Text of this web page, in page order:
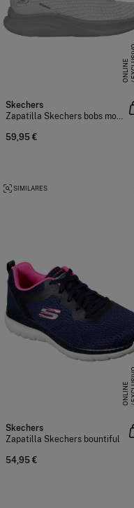
U
E
Skechers
Zapatilla Skechers bobs moda flex
59,95 €
U
E
SIMILARES
Skechers
Zapatilla Skechers bountiful
54,95 €